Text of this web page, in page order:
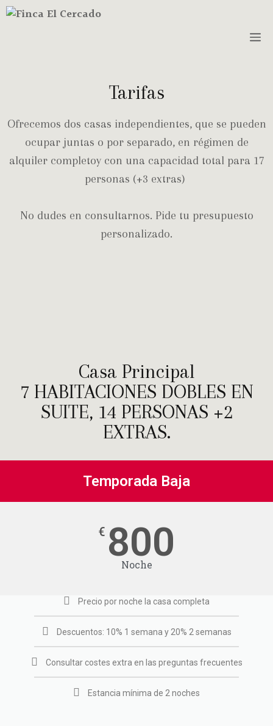
Tarifas
Ofrecemos dos casas independientes, que se pueden
ocupar juntas o por separado, en régimen de
alquiler completoy con una capacidad total para 17
personas (+3 extras)
No dudes en consultarnos. Pide tu presupuesto
personalizado.
Casa Principal
7 HABITACIONES DOBLES EN
SUITE, 14 PERSONAS +2
EXTRAS.
Temporada Baja
€ 800
Noche
Precio por noche la casa completa
Descuentos: 10% 1 semana y 20% 2 semanas
Consultar costes extra en las preguntas frecuentes
Estancia mínima de 2 noches